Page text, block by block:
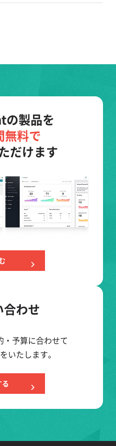
製品を
無料で
だけます
合わせ
・予算に合わせて
いたします。